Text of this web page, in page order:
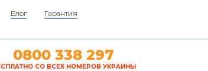
Блог
Гарантия
0800 338 297
СО ВСЕХ НОМЕРОВ УКРАИНЫ